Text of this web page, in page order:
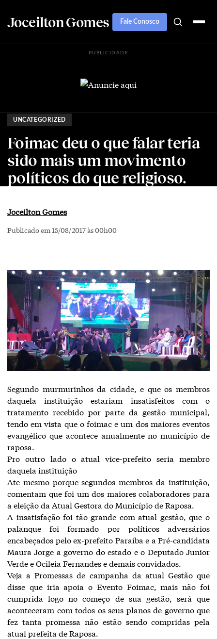
Joceilton Gomes Fale Conosco
PUBLICIDADE
UNCATEGORIZED
Foimac deu o que falar teria
sido mais um movimento
políticos do que religioso.
Joceilton Gomes
Publicado em 15/08/2017 às 00h00
Segundo murmurinhos da cidade, e que os membros
daquela instituição estariam insatisfeitos com o
tratamento recebido por parte da gestão municipal,
tendo em vista que o foimac e um dos maiores eventos
evangélico que acontece anualmente no município de
raposa.
Pro outro lado o atual vice-prefeito seria membro
daquela instituição
Ate mesmo porque segundos membros da instituição,
comentam que foi um dos maiores colaboradores para
a eleição da Atual Gestora do Município de Raposa.
A insatisfação foi tão grande com atual gestão, que o
palanque foi formado por políticos adversários
encabeçados pelo ex-prefeito Paraíba e a Pré-candidata
Maura Jorge a governo do estado e o Deputado Junior
Verde e Ocileia Fernandes e demais convidados.
Veja a Promessas de campanha da atual Gestão que
disse que iria apoia o Evento Foimac, mais não foi
cumprida logo no começo de sua gestão, será que
aconteceram com todos os seus planos de governo que
fez tanta promessa não estão sendo compridas pela
atual prefeita de Raposa.